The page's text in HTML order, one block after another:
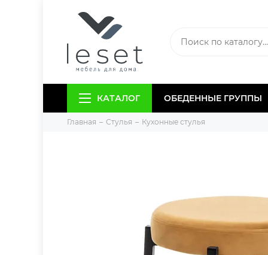
КАТАЛОГ ОБЕДЕННЫЕ ГРУППЫ
Главная Стулья Кухонные стулья